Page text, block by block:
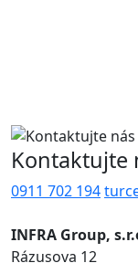
Kontaktujte
0911 702 194
INFRA Group,
Rázusova 12